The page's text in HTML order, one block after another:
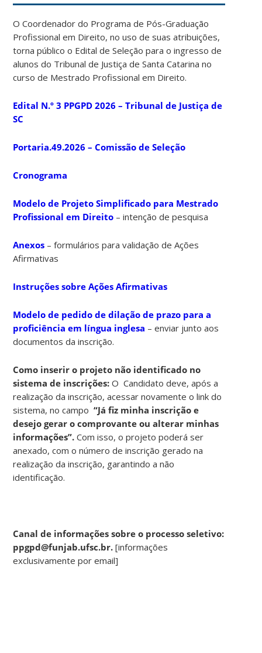
O Coordenador do Programa de Pós-Graduação
Profissional em Direito, no uso de suas atribuições,
torna público o Edital de Seleção para o ingresso de
alunos do Tribunal de Justiça de Santa Catarina no
curso de Mestrado Profissional em Direito.
Edital N.º 3 PPGPD 2026 – Tribunal de Justiça de
SC
Portaria.49.2026 – Comissão de Seleção
Cronograma
Modelo de Projeto Simplificado para Mestrado
Profissional em Direito – intenção de pesquisa
Anexos – formulários para validação de Ações
Afirmativas
Instruções sobre Ações Afirmativas
Modelo de pedido de dilação de prazo para a
proficiência em língua inglesa – enviar junto aos
documentos da inscrição.
Como inserir o projeto não identificado no
sistema de inscrições:O Candidato deve, após a
realização da inscrição, acessar novamente o link do
sistema, no campo“Já fiz minha inscrição e
desejo gerar o comprovante ou alterar minhas
informações”. Com isso, o projeto poderá ser
anexado, com o número de inscrição gerado na
realização da inscrição, garantindo a não
identificação.
Canal de informações sobre o processo seletivo:
ppgpd@funjab.ufsc.br. [informações
exclusivamente por email]